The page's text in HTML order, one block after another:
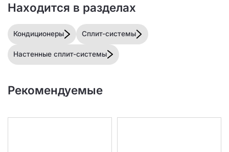
Находится в разделах
Кондиционеры Сплит-системы
Настенные сплит-системы
Рекомендуемые